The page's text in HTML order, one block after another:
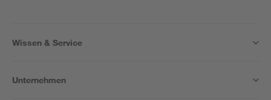
Wissen & Service
Unternehmen